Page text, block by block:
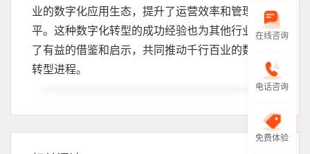
业的数字化应用生态，提升了运营效率和管理水
平。这种数字化转型的成功经验也为其他行业提供
了有益的借鉴和启示，共同推动千行百业的数字化
转型进程。
在线咨询
电话咨询
免费体验